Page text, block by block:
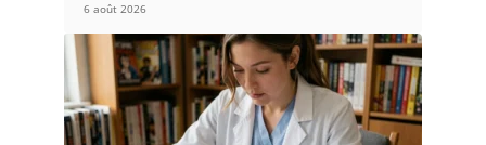
6 août 2026